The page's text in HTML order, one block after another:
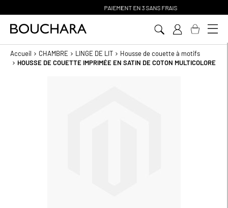
PAIEMENT EN 3 SANS FRAIS
Accueil CHAMBRE LINGE DE LIT
Housse de couette à motifs
HOUSSE DE COUETTE IMPRIMÉE EN SATIN DE COTON MULTICOLORE